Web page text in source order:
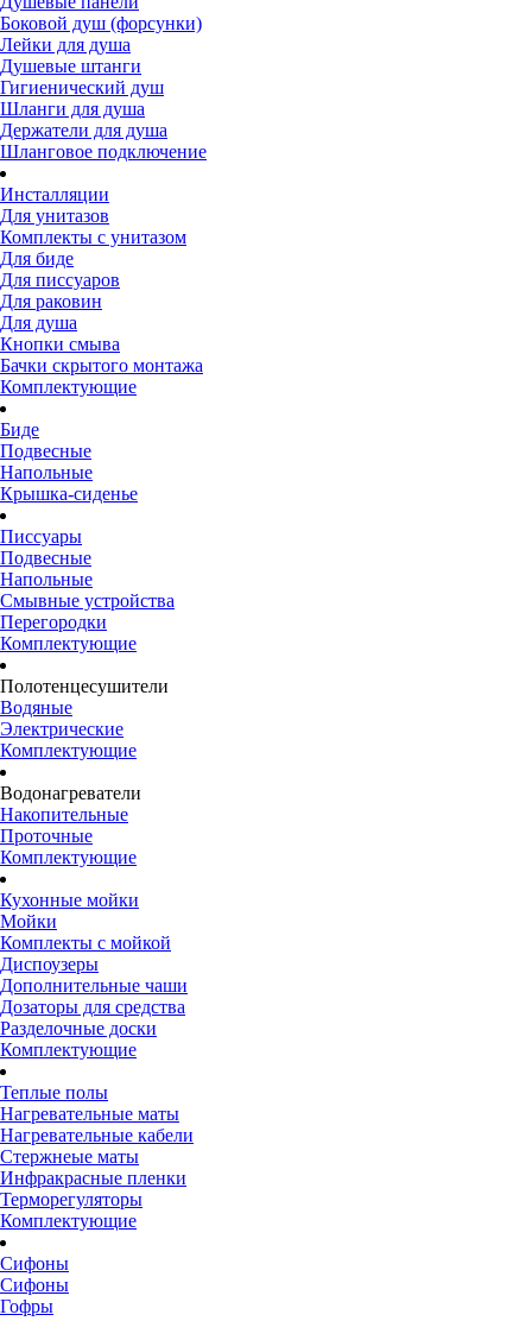
Боковой душ (форсунки)
Лейки для душа
Душевые штанги
Гигиенический душ
Шланги для душа
Держатели для душа
Шланговое подключение
Инсталляции
Для унитазов
Комплекты с унитазом
Для биде
Для писсуаров
Для раковин
Для душа
Кнопки смыва
Бачки скрытого монтажа
Комплектующие
Биде
Подвесные
Напольные
Крышка-сиденье
Писсуары
Подвесные
Напольные
Смывные устройства
Перегородки
Комплектующие
Полотенцесушители
Водяные
Электрические
Комплектующие
Водонагреватели
Накопительные
Проточные
Комплектующие
Кухонные мойки
Мойки
Комплекты с мойкой
Диспоузеры
Дополнительные чаши
Дозаторы для средства
Разделочные доски
Комплектующие
Теплые полы
Нагревательные маты
Нагревательные кабели
Стержнеые маты
Инфракрасные пленки
Терморегуляторы
Комплектующие
Сифоны
Сифоны
Гофры